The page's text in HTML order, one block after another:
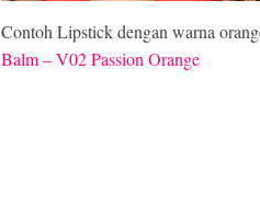
Contoh Lipstick dengan warna
Balm – V02 Passion Orange